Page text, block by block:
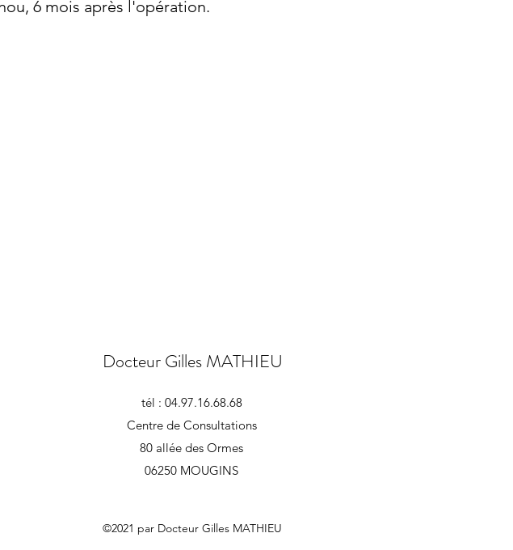
6 mois après l'opération.
Docteur Gilles MATHIEU
tél : 04.97.16.68.68
Centre de Consultations
80 allée des Ormes
06250 MOUGINS
©2021 par Docteur Gilles MATHIEU